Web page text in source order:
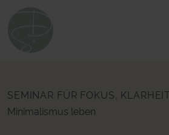
SEMINAR FÜR FOKUS,
Minimalismus leben